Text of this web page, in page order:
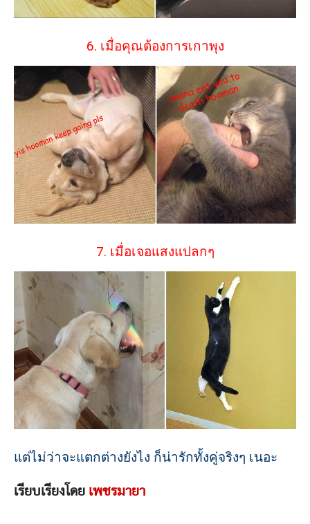
6. เมื่อคุณต้องการเกาพุง
7. เมื่อเจอแสงแปลกๆ
แต่ไม่ว่าจะแตกต่างยังไง ก็น่ารักทั้งคู่จริงๆ เนอะ
เรียบเรียงโดย เพชรมายา